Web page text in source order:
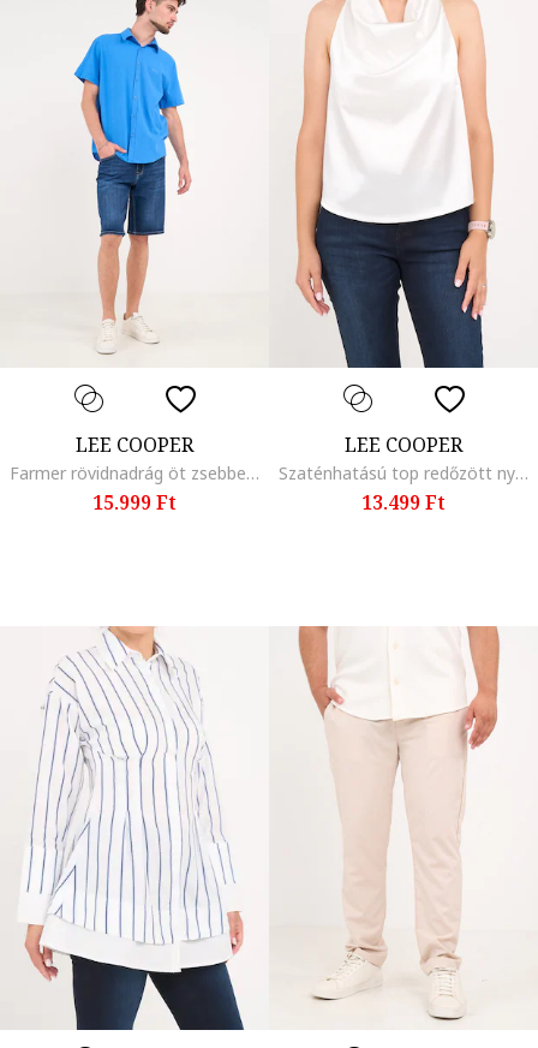
LEE COOPER
Farmer rövidnadrág öt zsebbel, Sötétkék
15.999 Ft
LEE COOPER
Szaténhatású top redőzött nyakrésszel, Fehér
13.499 Ft